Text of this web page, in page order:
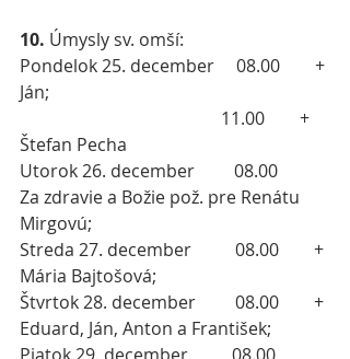
10. Úmysly sv. omší:
Pondelok 25. december     08.00        +
Ján;
11.00        +
Štefan Pecha
Utorok 26. december         08.00
Za zdravie a Božie pož. pre Renátu
Mirgovú;
Streda 27. december          08.00        +
Mária Bajtošová;
Štvrtok 28. december         08.00        +
Eduard, Ján, Anton a František;